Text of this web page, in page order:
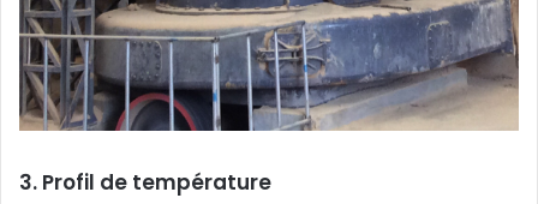
3. Profil de température